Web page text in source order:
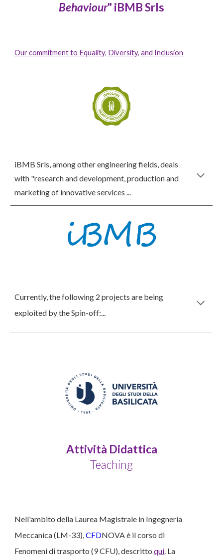
Behaviour" iBMB Srls
Our commitment to Equality, Diversity, and Inclusion
iBMB Srls, among other engineering fields, deals
with "research and development, production and
marketing of innovative services ...
Currently, the following 2 projects are being
exploited by the Spin-off:...
Attività Didattica
Teaching
Nell'ambito della Laurea Magistrale in Ingegneria
Meccanica (LM-33),CFDNOVA è il corso di
Fenomeni di trasporto (9 CFU), descrittoqui. La